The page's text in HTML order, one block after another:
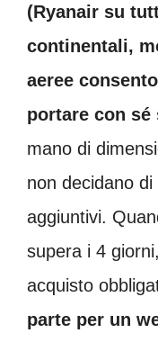
(Ryanair su
continentali,
aeree
portare con sé
mano di
non decidano
aggiuntivi.
supera i 4
acquisto
parte per un